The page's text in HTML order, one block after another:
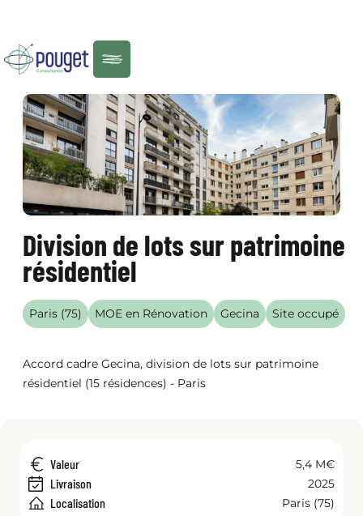
Menu
Division de lots sur patrimoine
résidentiel
Paris (75) MOE en Rénovation Gecina Site occupé
Accord cadre Gecina, division de lots sur patrimoine
résidentiel (15 résidences) - Paris
Valeur 5,4 M€
Livraison 2025
Localisation Paris (75)